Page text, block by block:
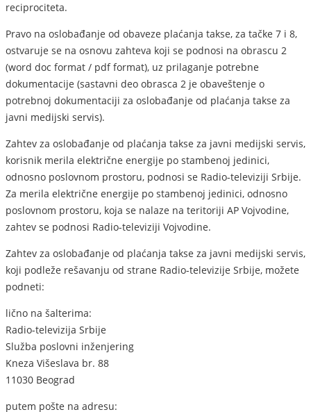
reciprociteta.
Pravo na oslobađanje od obaveze plaćanja takse, za tačke 7 i 8,
ostvaruje se na osnovu zahteva koji se podnosi na obrascu 2
(word doc format / pdf format), uz prilaganje potrebne
dokumentacije (sastavni deo obrasca 2 je obaveštenje o
potrebnoj dokumentaciji za oslobađanje od plaćanja takse za
javni medijski servis).
Zahtev za oslobađanje od plaćanja takse za javni medijski servis,
korisnik merila električne energije po stambenoj jedinici,
odnosno poslovnom prostoru, podnosi se Radio-televiziji Srbije.
Za merila električne energije po stambenoj jedinici, odnosno
poslovnom prostoru, koja se nalaze na teritoriji AP Vojvodine,
zahtev se podnosi Radio-televiziji Vojvodine.
Zahtev za oslobađanje od plaćanja takse za javni medijski servis,
koji podleže rešavanju od strane Radio-televizije Srbije, možete
podneti:
lično na šalterima:
Radio-televizija Srbije
Služba poslovni inženjering
Kneza Višeslava br. 88
11030 Beograd
putem pošte na adresu: